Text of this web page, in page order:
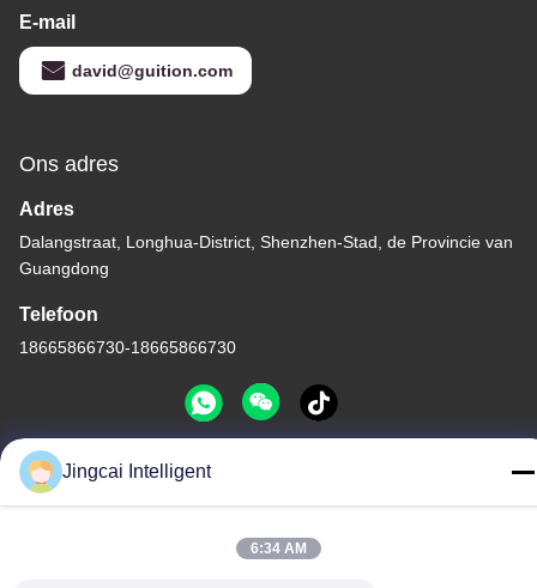
E-mail
david@guition.com
Ons adres
Adres
Dalangstraat, Longhua-District, Shenzhen-Stad, de Provincie van
Guangdong
Telefoon
18665866730-18665866730
-2026 Shenzhen Jingcai Intelligent Co., Ltd. Allemaal. Alle rechten
Jingcai Intelligent
6:34 AM